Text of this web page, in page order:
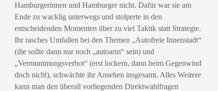
Hamburgerinnen und Hamburger nicht. Dafür war sie am
Ende zu wacklig unterwegs und stolperte in den
entscheidenden Momenten über zu viel Taktik statt Strategie.
Ihr rasches Umfallen bei den Themen „Autofreie Innenstadt“
(die sollte dann nur noch „autoarm“ sein) und
„Vermummungsverbot“ (erst lockern, dann beim Gegenwind
doch nicht), schwächte ihr Ansehen insgesamt. Alles Weitere
kann man den überall vorliegenden Direktwahlfragen